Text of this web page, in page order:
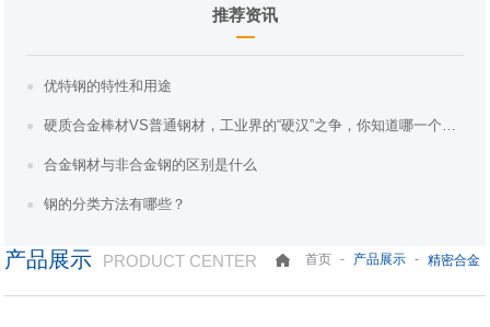
推荐资讯
优特钢的特性和用途
硬质合金棒材VS普通钢材，工业界的“硬汉”之争，你知道哪一个更胜一筹吗？
合金钢材与非合金钢的区别是什么
钢的分类方法有哪些？
产品展示 PRODUCT CENTER 首页 - 产品展示 - 精密合金